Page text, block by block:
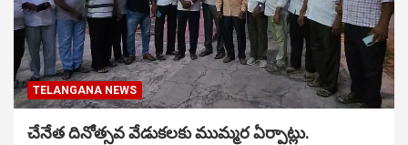
TELANGANA NEWS
చేనేత దినోత్సవ వేడుకలకు ముమ్మర ఏర్పాట్లు.